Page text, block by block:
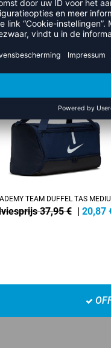
UIT DE
TEAM DUFFEL TAS
37,95 € | 20,87